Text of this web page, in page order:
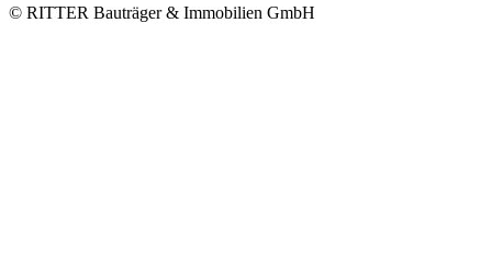
© RITTER Bauträger & Immobilien GmbH